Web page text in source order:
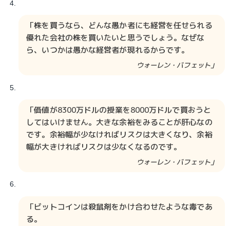
「株を買うなら、どんな愚か者にも経営を任せられる
優れた会社の株を買いたいと思うでしょう。なぜな
ら、いつかは愚かな経営者が現れるからです。
ウォーレン・バフェット」
「価値が8300万ドルの授業を8000万ドルで買おうと
してはいけません。大きな余裕をみることが肝心なの
です。余裕幅が少なければリスクは大きくなり、余裕
幅が大きければリスクは少なくなるのです。
ウォーレン・バフェット」
「ビットコインは殺鼠剤をかけ合わせたような毒であ
る。